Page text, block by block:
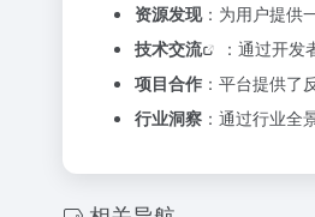
资源发现：为用户提供
技术交流
：通过开
项目合作 ：平台提供了
行业洞察 ：通过行业全